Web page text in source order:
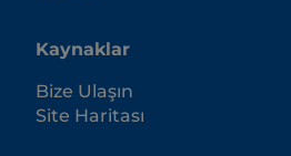
Kaynaklar
Bize Ulaşın
Site Haritası